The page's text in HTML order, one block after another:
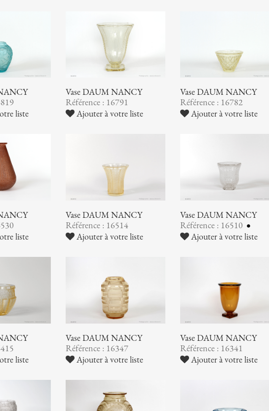
liste
Vase DAUM NANCY
Référence : 16791
Ajouter à votre liste
Vase DAUM NANCY
Référence : 16782
Ajouter à votre liste
liste
Vase DAUM NANCY
Référence : 16514
Ajouter à votre liste
Vase DAUM NANCY
Référence : 16510
Ajouter à votre liste
liste
Vase DAUM NANCY
Référence : 16347
Ajouter à votre liste
Vase DAUM NANCY
Référence : 16341
Ajouter à votre liste